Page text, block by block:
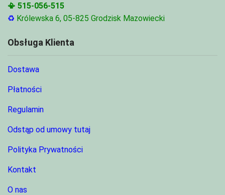
📳 515-056-515
♻ Królewska 6, 05-825 Grodzisk Mazowiecki
Obsługa Klienta
Dostawa
Płatności
Regulamin
Odstąp od umowy tutaj
Polityka Prywatności
Kontakt
O nas